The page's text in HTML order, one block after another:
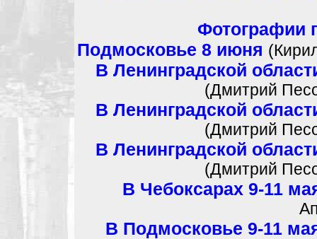
Фотографии
Подмосковье 8 июня
В Ленинградской
(Дмитрий
В Ленинградской
(Дмитрий
В Ленинградской
(Дмитрий
В Чебоксарах 9-11
В Подмосковье 9-11